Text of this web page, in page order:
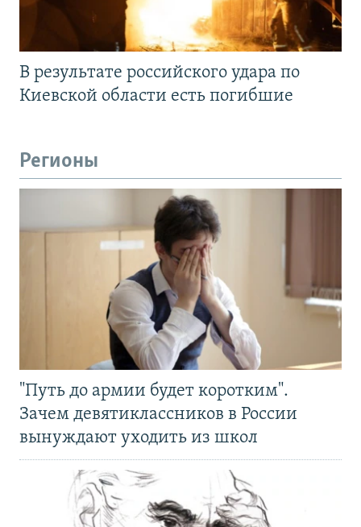
В результате российского удара по
Киевской области есть погибшие
Регионы
"Путь до армии будет коротким".
Зачем девятиклассников в России
вынуждают уходить из школ